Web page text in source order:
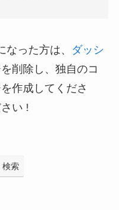
った方は、
ダッシ
削除し、独自のコ
作成してくださ
い !
検索